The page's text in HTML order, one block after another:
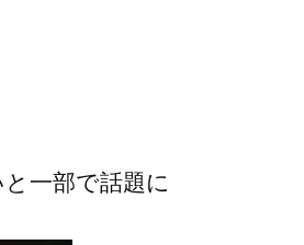
一部で話題に